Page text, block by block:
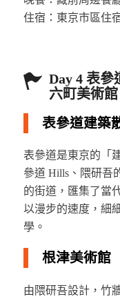
住宿：東京市區住
Day 4 表參
六町美術館
表參道建築
表參道是東京的「
參道 Hills、隈研
的街道，匯集了當
以漫步的速度，細
學。
根津美術館
由隈研吾設計，竹